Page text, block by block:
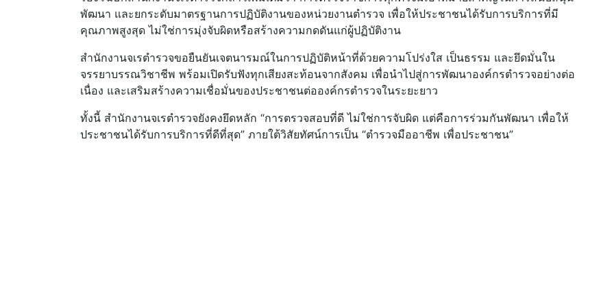
พัฒนา และยกระดับมาตรฐานการปฏิบัติงานของหน่วยงานตำรวจ เพื่อให้ประชาชนได้รับการบริการที่มี
คุณภาพสูงสุด ไม่ใช่การมุ่งจับผิดหรือสร้างความกดดันแก่ผู้ปฏิบัติงาน
สำนักงานจเรตำรวจขอยืนยันเจตนารมณ์ในการปฏิบัติหน้าที่ด้วยความโปร่งใส เป็นธรรม และยึดมั่นใน
จรรยาบรรณวิชาชีพ พร้อมเปิดรับฟังทุกเสียงสะท้อนจากสังคม เพื่อนำไปสู่การพัฒนาองค์กรตำรวจอย่างต่อ
เนื่อง และเสริมสร้างความเชื่อมั่นของประชาชนต่อองค์กรตำรวจในระยะยาว
ทั้งนี้ สำนักงานจเรตำรวจยังคงยึดหลัก “การตรวจสอบที่ดี ไม่ใช่การจับผิด แต่คือการร่วมกันพัฒนา เพื่อให้
ประชาชนได้รับการบริการที่ดีที่สุด” ภายใต้วิสัยทัศน์การเป็น “ตำรวจมืออาชีพ เพื่อประชาชน”